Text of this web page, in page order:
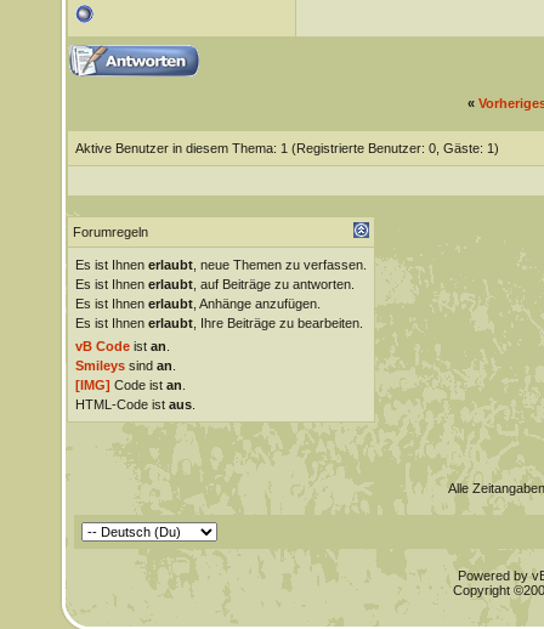
«
Aktive Benutzer in diesem Thema: 1 (Registrierte Benutzer: 0, Gäste: 1)
Forumregeln
Es ist Ihnen erlaubt, neue Themen zu verfassen.
Es ist Ihnen erlaubt, auf Beiträge zu antworten.
Es ist Ihnen erlaubt, Anhänge anzufügen.
Es ist Ihnen erlaubt, Ihre Beiträge zu bearbeiten.
vB Codeist an
Smileyssind an
[IMG] Code ist an
HTML-Code ist aus.
Alle
Powered by
Copyright